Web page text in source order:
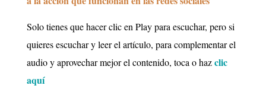
Solo tienes que hacer clic en Play para escuchar, pero si
quieres escuchar y leer el artículo, para complementar el
audio y aprovechar mejor el contenido, toca o haz clic
aquí